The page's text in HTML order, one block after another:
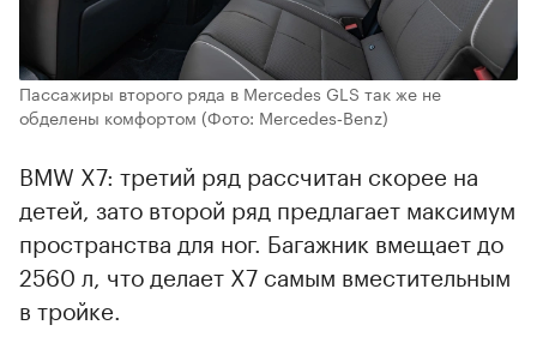
Пассажиры второго ряда в Mercedes GLS так же не
обделены комфортом (Фото: Mercedes‑Benz)
BMW X7: третий ряд рассчитан скорее на
детей, зато второй ряд предлагает максимум
пространства для ног. Багажник вмещает до
2560 л, что делает X7 самым вместительным
в тройке.